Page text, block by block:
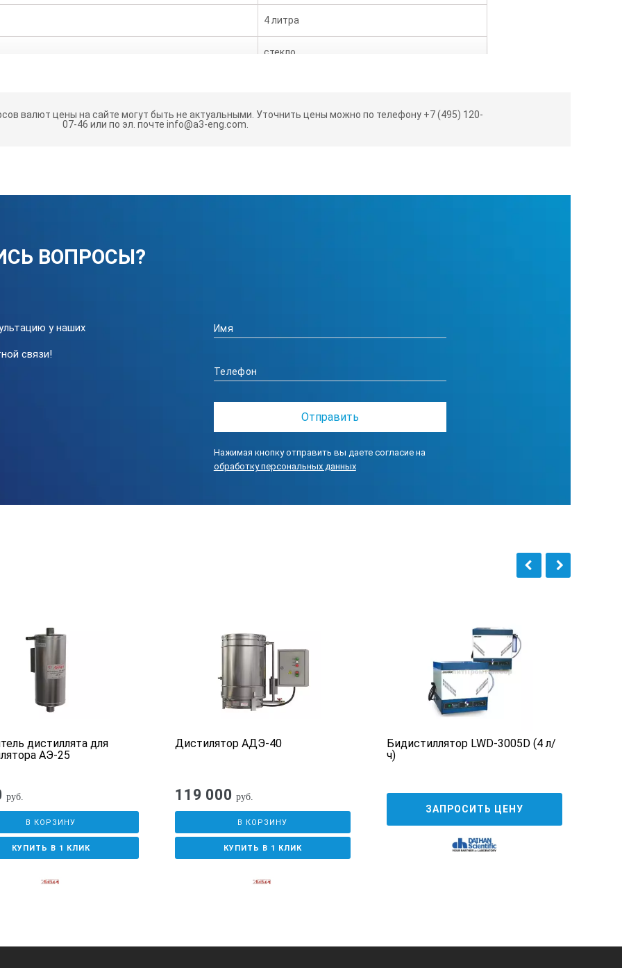
4 литра
стекло
Гц) 220 В
валют цены на сайте могут быть не актуальными. Уточнить цены можно по телефону +7 (495) 120-
07-46 или по эл. почте info@a3-eng.com.
ВОПРОСЫ?
у наших
связи!
Нажимая кнопку отправить вы даете согласие на
обработку персональных данных
дистиллята для
АЭ-25
руб.
В КОРЗИНУ
КУПИТЬ В 1 КЛИК
Дистилятор АДЭ-40
119 000 руб.
В КОРЗИНУ
КУПИТЬ В 1 КЛИК
Бидистиллятор LWD-3005D (4 л/
ч)
ЗАПРОСИТЬ ЦЕНУ